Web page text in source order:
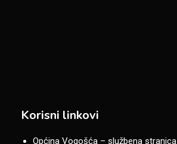
Korisni linkovi
Općina Vogošća – službena stranica